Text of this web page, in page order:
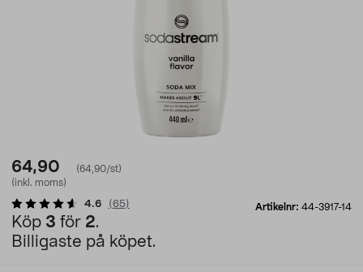
64,90
(64,90/st)
(inkl. moms)
Artikelnr: 44-3917-14
4.6 (65)
Köp 3 för 2.
Billigaste på köpet.